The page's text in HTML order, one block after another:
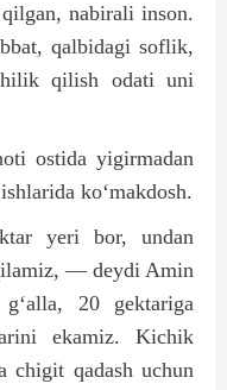
nabirali inson.
qalbidagi soflik,
qilish odati uni
ostida yigirmadan
ko‘makdosh.
yeri bor, undan
— deydi Amin
20 gektariga
ekamiz. Kichik
chigit qadash uchun